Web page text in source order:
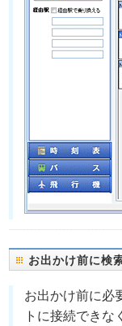
お出かけ前に検
お出かけ前に必
トに接続できな